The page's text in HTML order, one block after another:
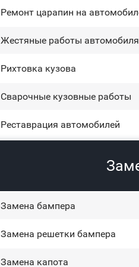
Ремонт царапин на
Жестяные работы автомобиля
Рихтовка кузова
Сварочные кузовные работы
Реставрация автомобилей
Замена бампера
Замена решетки бампера
Замена капота